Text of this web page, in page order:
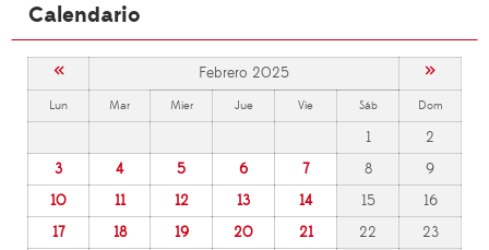
Calendario
« Febrero 2025 »
Lun Mar Mier Jue Vie Sáb Dom
1
2
3
4 5 6 7 8
9
10
11 12 13 14 15
16
17
18 19 20 21 22
23